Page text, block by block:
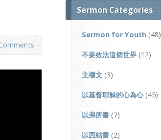
Sermon Categories
Sermon for Youth (48)
不要效法這個世界 (12)
主禱文 (3)
以基督耶穌的心為心(45)
以弗所書 (7)
以西結書 (2)